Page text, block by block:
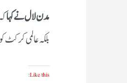
مدن لال نے کہا
بلکہ عالمی کرکٹ
Like this: